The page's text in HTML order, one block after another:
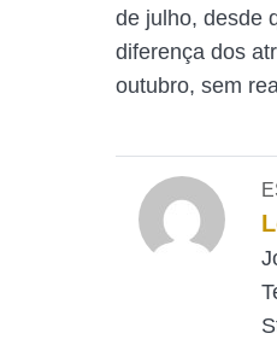
de julho, desde
diferença dos
outubro, sem